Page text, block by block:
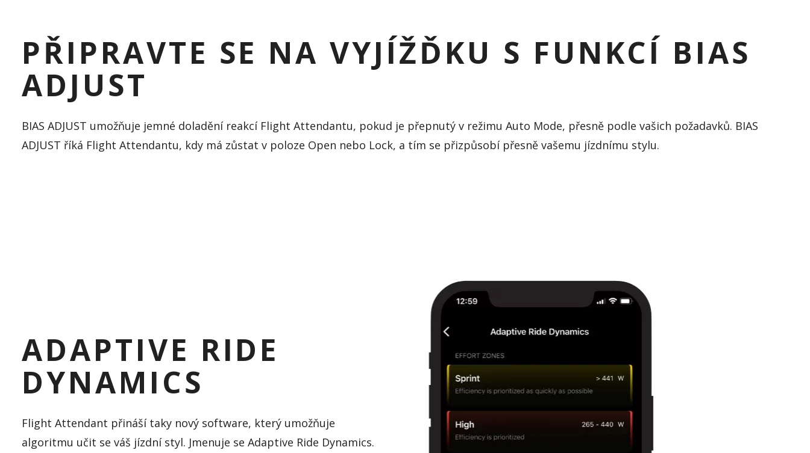
PŘIPRAVTE SE NA VYJÍŽĎKU S FUNKCÍ BIAS
ADJUST
BIAS ADJUST umožňuje jemné doladění reakcí Flight Attendantu, pokud je přepnutý v režimu Auto Mode, přesně podle vašich požadavků. BIAS
ADJUST říká Flight Attendantu, kdy má zůstat v poloze Open nebo Lock, a tím se přizpůsobí přesně vašemu jízdnímu stylu.
ADAPTIVE RIDE
DYNAMICS
Flight Attendant přináší taky nový software, který umožňuje
algoritmu učit se váš jízdní styl. Jmenuje se Adaptive Ride Dynamics.